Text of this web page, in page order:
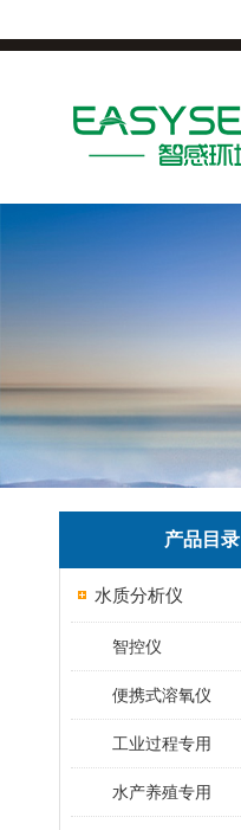
产品目录
水质分析仪
智控仪
便携式溶氧仪
工业过程专用
水产养殖专用